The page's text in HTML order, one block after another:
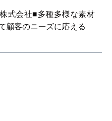
式会社■多種多様な素材
顧客のニーズに応える